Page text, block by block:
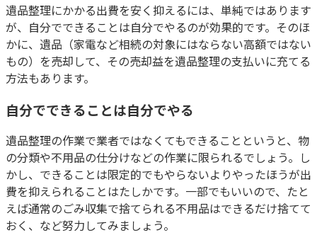
遺品整理にかかる出費を安く抑えるには、単純ではあります
が、自分でできることは自分でやるのが効果的です。そのほ
かに、遺品（家電など相続の対象にはならない高額ではない
もの）を売却して、その売却益を遺品整理の支払いに充てる
方法もあります。
自分でできることは自分でやる
遺品整理の作業で業者ではなくてもできることというと、物
の分類や不用品の仕分けなどの作業に限られるでしょう。し
かし、できることは限定的でもやらないよりやったほうが出
費を抑えられることはたしかです。一部でもいいので、たと
えば通常のごみ収集で捨てられる不用品はできるだけ捨てて
おく、など努力してみましょう。